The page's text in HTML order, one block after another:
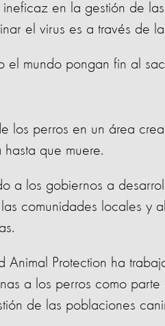
en la gestión de
el virus es a través de
el mundo pongan fin al
los perros en un área
que muere.
a los gobiernos a
comunidades locales y
Animal Protection ha
a los perros como
de las poblaciones